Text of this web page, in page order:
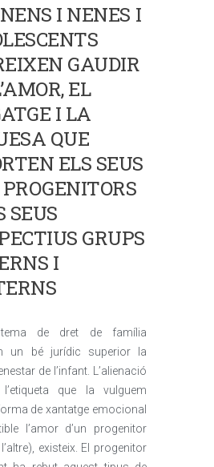
I NENES I
GAUDIR
EL
I LA
QUE
ELS SEUS
PROGENITORS
SEUS
GRUPS
I
de dret de família
un bé jurídic superior la
de l’infant. L’alienació
que la vulguem
de xantatge emocional
l’amor d’un progenitor
existeix. El progenitor